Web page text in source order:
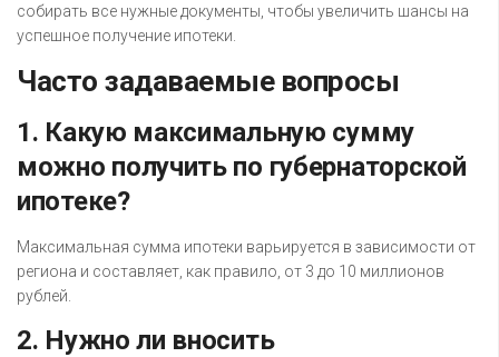
собирать все нужные документы, чтобы увеличить шансы на
успешное получение ипотеки.
Часто задаваемые вопросы
1. Какую максимальную сумму
можно получить по губернаторской
ипотеке?
Максимальная сумма ипотеки варьируется в зависимости от
региона и составляет, как правило, от 3 до 10 миллионов
рублей.
2. Нужно ли вносить